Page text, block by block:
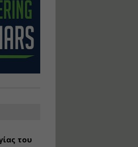
του
16 ώρες
Αρχιτεκτονικός
Σχεδιασμός με το
Rhinoceros
Σχεδιασμός και